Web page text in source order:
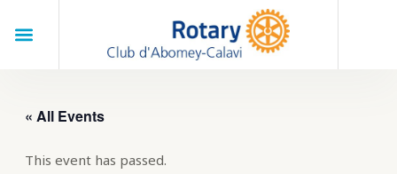
Menu
« All Events
This event has passed.